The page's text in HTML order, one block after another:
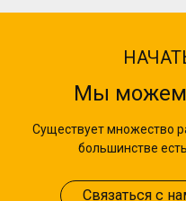
Мы можем
Существует множество
большинстве
Связаться с